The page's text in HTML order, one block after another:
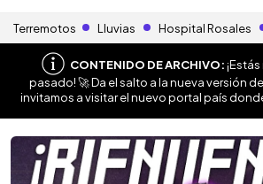
Terremotos Lluvias Hospital Rosales
CONTENIDO DE ARCHIVO:
pasado! 🚀 Da el salto a la nueva versión de
invitamos a visitar el nuevo portal país